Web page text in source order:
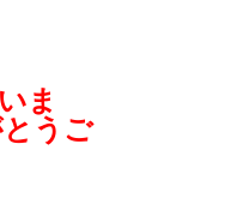
ま
うご